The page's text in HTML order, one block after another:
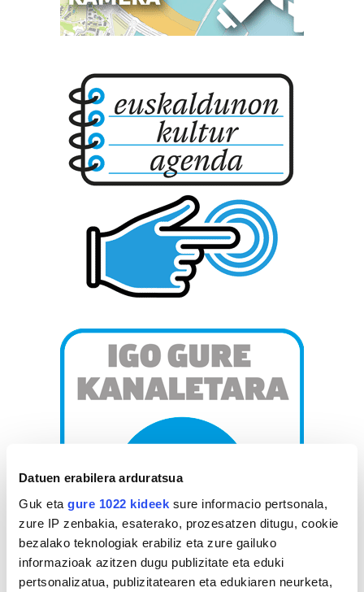
Datuen erabilera arduratsua
Guk eta gure 1022 kideek sure informacio pertsonala,
zure IP zenbakia, esaterako, prozesatzen ditugu, cookie
bezalako teknologiak erabiliz eta zure gailuko
informazioak azitzen dugu publizitate eta eduki
pertsonalizatua, publizitatearen eta edukiaren neurketa,